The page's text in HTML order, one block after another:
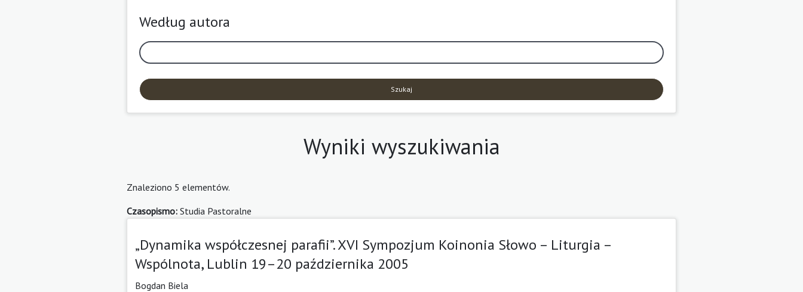
Według autora
Szukaj
Wyniki wyszukiwania
Znaleziono 5 elementów.
Czasopismo: Studia Pastoralne
„Dynamika współczesnej parafii”. XVI Sympozjum Koinonia Słowo – Liturgia –
Wspólnota, Lublin 19–20 października 2005
Bogdan Biela